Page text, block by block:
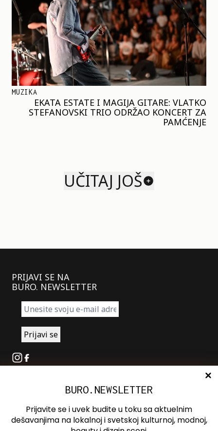
MUZIKA
EKATA ESTATE I MAGIJA GITARE: VLATKO
STEFANOVSKI TRIO ODRŽAO KONCERT ZA
PAMĆENJE
UČITAJ JOŠ
PRIJAVI SE NA
BURO. NEWSLETTER
Instagram
Facebook
Oglašavanje
Kontakt
BURO.NEWSLETTER
Prijavite se i uvek budite u toku sa aktuelnim
dešavanjima na lokalnoj i svetskoj kulturnoj, modnoj,